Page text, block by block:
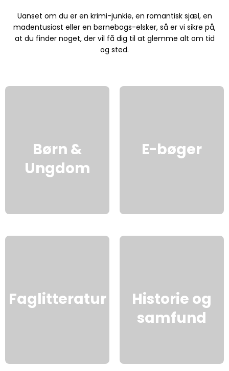
Uanset om du er en krimi-junkie, en romantisk sjæl, en
madentusiast eller en børnebogs-elsker, så er vi sikre på,
at du finder noget, der vil få dig til at glemme alt om tid
og sted.
Børn &
Ungdom
E-bøger
Faglitteratur
Historie og
samfund